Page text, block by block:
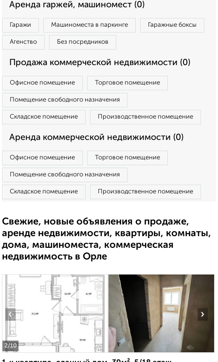
Аренда гаржей, машиномест (0)
Гаражи Машиноместа в паркинге Гаражные боксы
Агенство Без посредников
Продажа коммерческой недвижимости (0)
Офисное помещение Торговое помещение
Помещение свободного назначения
Складское помещение Производственное помещение
Аренда коммерческой недвижимости (0)
Офисное помещение Торговое помещение
Помещение свободного назначения
Складское помещение Производственное помещение
Свежие, новые объявления о продаже,
аренде недвижимости, квартиры, комнаты,
дома, машиноместа, коммерческая
недвижимость в Орле
2/10
‹ ›